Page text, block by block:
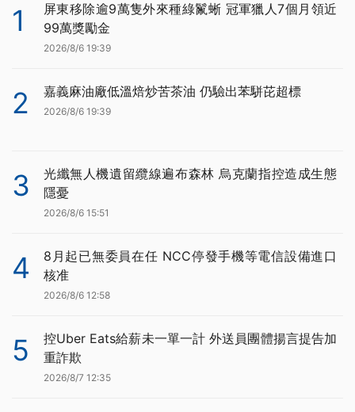
1
屏東移除逾9萬隻外來種綠鬣蜥 冠軍獵人7個月領近
99萬獎勵金
2026/8/6 19:39
2 嘉義麻油廠低溫焙炒苦茶油 仍驗出苯駢芘超標
2026/8/6 19:39
3
光纖無人機遺留纜線遍布森林 烏克蘭指控造成生態
隱憂
2026/8/6 15:51
4
8月起已無委員在任 NCC停發手機等電信設備進口
核准
2026/8/6 12:58
5
控Uber Eats給薪未一單一計 外送員團體揚言提告加
重詐欺
2026/8/7 12:35